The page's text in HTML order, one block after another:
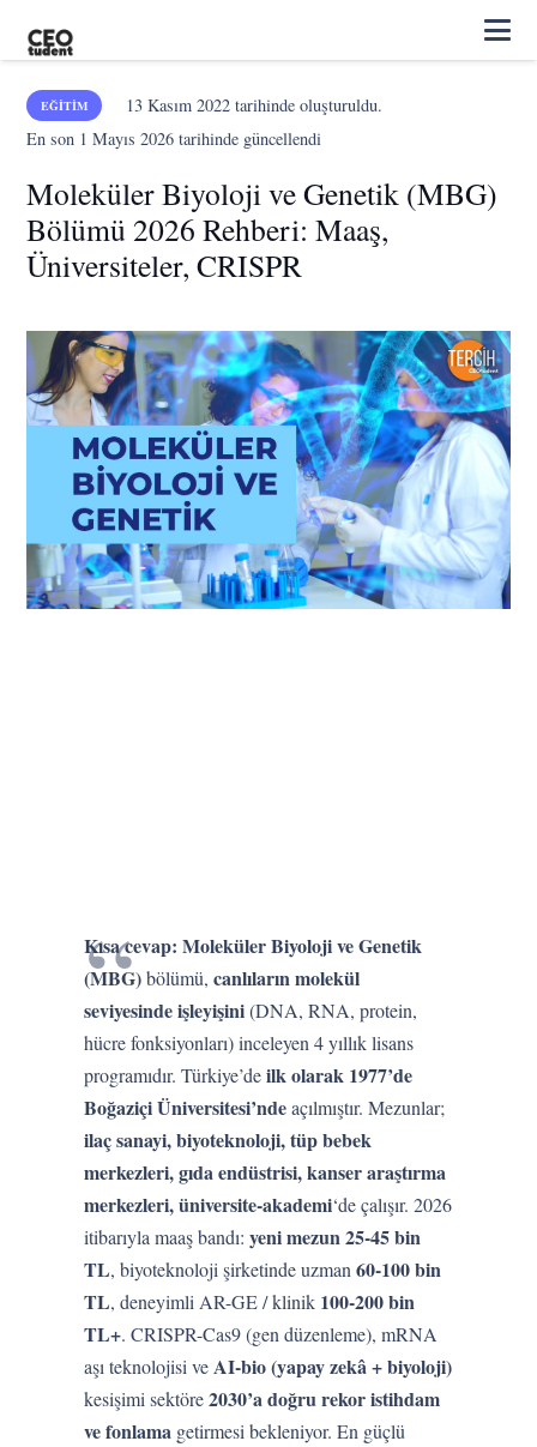
EĞITIM 13 Kasım 2022tarihinde oluşturuldu.
En son 1 Mayıs 2026 tarihinde güncellendi
Moleküler Biyoloji ve Genetik (MBG)
Bölümü 2026 Rehberi: Maaş,
Üniversiteler, CRISPR
Kısa cevap: Moleküler Biyoloji ve Genetik
(MBG)bölümü,canlıların molekül
seviyesinde işleyişini(DNA, RNA, protein,
hücre fonksiyonları) inceleyen 4 yıllık lisans
programıdır. Türkiye’deilk olarak 1977’de
Boğaziçi Üniversitesi’ndeaçılmıştır. Mezunlar;
ilaç sanayi, biyoteknoloji, tüp bebek
merkezleri, gıda endüstrisi, kanser araştırma
merkezleri, üniversite-akademi‘de çalışır. 2026
itibarıyla maaş bandı:yeni mezun 25-45 bin
TL, biyoteknoloji şirketinde uzman60-100 bin
TL, deneyimli AR-GE / klinik 100-200 bin
TL+. CRISPR-Cas9 (gen düzenleme), mRNA
aşı teknolojisi ve AI-bio (yapay zekâ + biyoloji)
kesişimi sektöre2030’a doğru rekor istihdam
ve fonlama getirmesi bekleniyor. En güçlü